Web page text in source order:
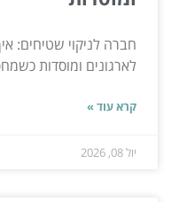
חברה לניקוי שטיחים:
לארגונים ומוסדות
קרא עוד »
יול 08, 2026